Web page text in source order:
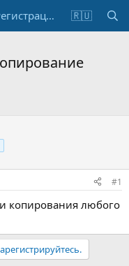
Регистрация 🇷🇺
#1
копирования любого